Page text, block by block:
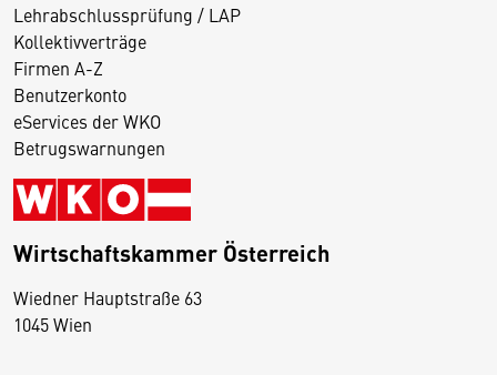
Lehrabschlussprüfung / LAP
Kollektivverträge
Firmen A-Z
Benutzerkonto
eServices der WKO
Betrugswarnungen
Wirtschaftskammer Österreich
Wiedner Hauptstraße 63
1045 Wien
D